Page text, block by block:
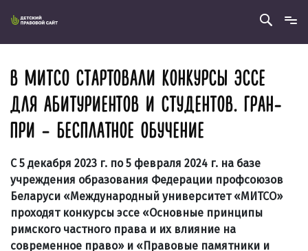
В МИТСО СТАРТОВАЛИ КОНКУРСЫ ЭССЕ
ДЛЯ АБИТУРИЕНТОВ И СТУДЕНТОВ. ГРАН-
ПРИ – БЕСПЛАТНОЕ ОБУЧЕНИЕ
С 5 декабря 2023 г. по 5 февраля 2024 г. на базе
учреждения образования Федерации профсоюзов
Беларуси «Международный университет «МИТСО»
проходят конкурсы эссе «Основные принципы
римского частного права и их влияние на
современное право» и «Правовые памятники и